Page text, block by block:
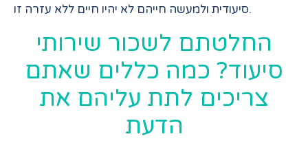
סיעודית ולמעשה חייהם לא יהיו חיים ללא עזרה זו.
החלטתם לשכור שירותי
סיעוד? כמה כללים שאתם
צריכים לתת עליהם את
הדעת